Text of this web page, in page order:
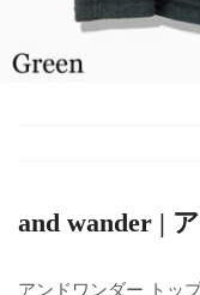
and wander |
アンドワンダー トッ